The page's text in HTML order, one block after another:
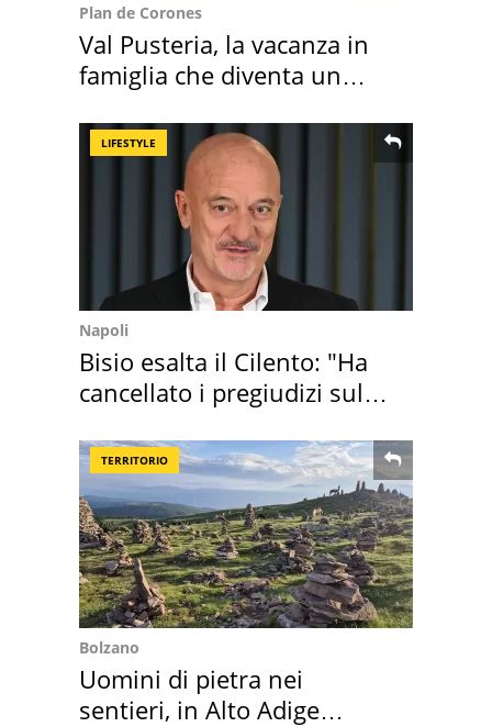
Plan de Corones
Val Pusteria, la vacanza in
famiglia che diventa un
LIFESTYLE
Napoli
Bisio esalta il Cilento: "Ha
cancellato i pregiudizi sul
TERRITORIO
Bolzano
Uomini di pietra nei
sentieri, in Alto Adige